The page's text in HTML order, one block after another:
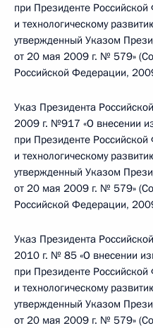
при Президенте
и технологическому
утвержденный Указом
от 20 мая 2009 г. № 579»
Российской Федерации,
Указ Президента
2009 г. №917 «О внесении
при Президенте
и технологическому
утвержденный Указом
от 20 мая 2009 г. № 579»
Российской Федерации,
Указ Президента
2010 г. № 85 «О внесении
при Президенте
и технологическому
утвержденный Указом
от 20 мая 2009 г. № 579»